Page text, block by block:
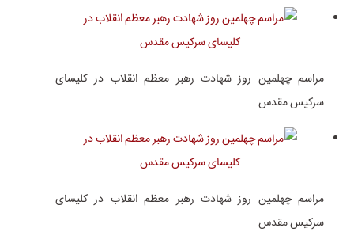
مراسم چهلمین روز شهادت رهبر معظم انقلاب در کلیسای
سرکیس مقدس
مراسم چهلمین روز شهادت رهبر معظم انقلاب در کلیسای
سرکیس مقدس